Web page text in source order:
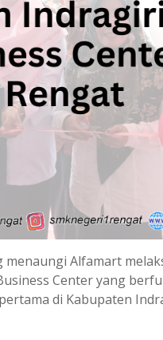
menaungi Alfamart
Center yang
di Kabupaten